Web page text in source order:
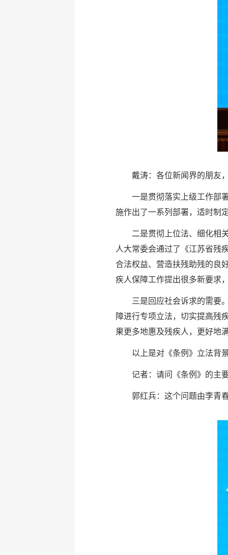
戴涛：各位新闻界的朋友
一是贯彻落实上级工作部
施作出了一系列部署，适时制
二是贯彻上位法、细化相
人大常委会通过了《江苏省残
合法权益、营造扶残助残的良
疾人保障工作提出很多新要求
三是回应社会诉求的需要
障进行专项立法，切实提高残
果更多地惠及残疾人，更好地
以上是对《条例》立法背
记者：请问《条例》的主
郭红兵：这个问题由李青